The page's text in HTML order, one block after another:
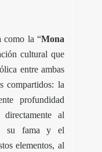
como la “Mona
cultural que
entre ambas
compartidos: la
profundidad
al
su fama y el
elementos, al